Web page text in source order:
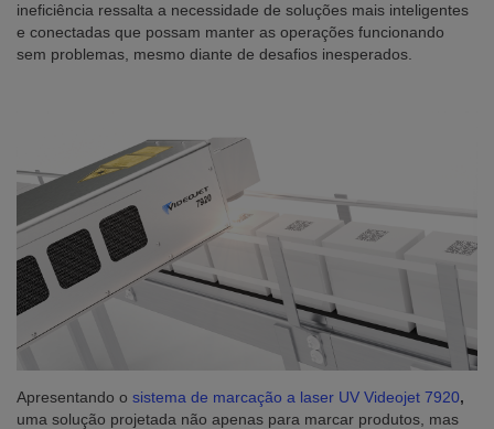
ineficiência ressalta a necessidade de soluções mais inteligentes
e conectadas que possam manter as operações funcionando
sem problemas, mesmo diante de desafios inesperados.
Apresentando o sistema de marcação a laser UV Videojet 7920,
uma solução projetada não apenas para marcar produtos, mas